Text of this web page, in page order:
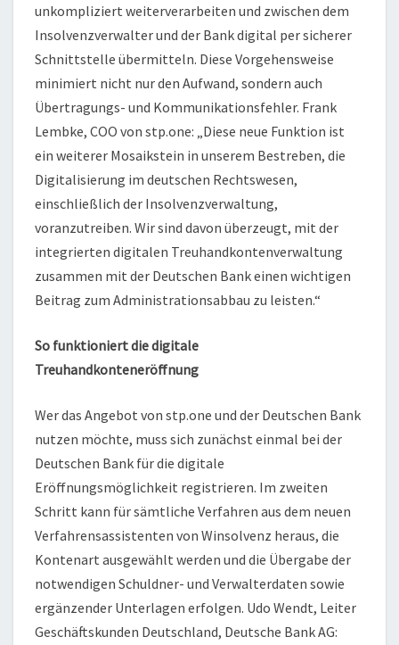
unkompliziert weiterverarbeiten und zwischen dem
Insolvenzverwalter und der Bank digital per sicherer
Schnittstelle übermitteln. Diese Vorgehensweise
minimiert nicht nur den Aufwand, sondern auch
Übertragungs- und Kommunikationsfehler. Frank
Lembke, COO von stp.one: „Diese neue Funktion ist
ein weiterer Mosaikstein in unserem Bestreben, die
Digitalisierung im deutschen Rechtswesen,
einschließlich der Insolvenzverwaltung,
voranzutreiben. Wir sind davon überzeugt, mit der
integrierten digitalen Treuhandkontenverwaltung
zusammen mit der Deutschen Bank einen wichtigen
Beitrag zum Administrationsabbau zu leisten.“
So funktioniert die digitale
Treuhandkonteneröffnung
Wer das Angebot von stp.one und der Deutschen Bank
nutzen möchte, muss sich zunächst einmal bei der
Deutschen Bank für die digitale
Eröffnungsmöglichkeit registrieren. Im zweiten
Schritt kann für sämtliche Verfahren aus dem neuen
Verfahrensassistenten von Winsolvenz heraus, die
Kontenart ausgewählt werden und die Übergabe der
notwendigen Schuldner- und Verwalterdaten sowie
ergänzender Unterlagen erfolgen. Udo Wendt, Leiter
Geschäftskunden Deutschland, Deutsche Bank AG: